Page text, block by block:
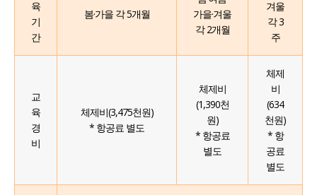
육
기
간
봄·가을 각 5개월
가을·겨울
각 2개월
겨울
각 3
주
교
육
경
비
체제비(3,475천원)
* 항공료 별도
체제비
(1,390천
원)
* 항공료
별도
체제
비
(634
천원)
* 항
공료
별도